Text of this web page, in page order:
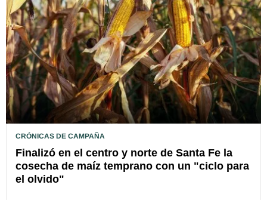
CRÓNICAS DE CAMPAÑA
Finalizó en el centro y norte de Santa Fe la
cosecha de maíz temprano con un "ciclo para
el olvido"